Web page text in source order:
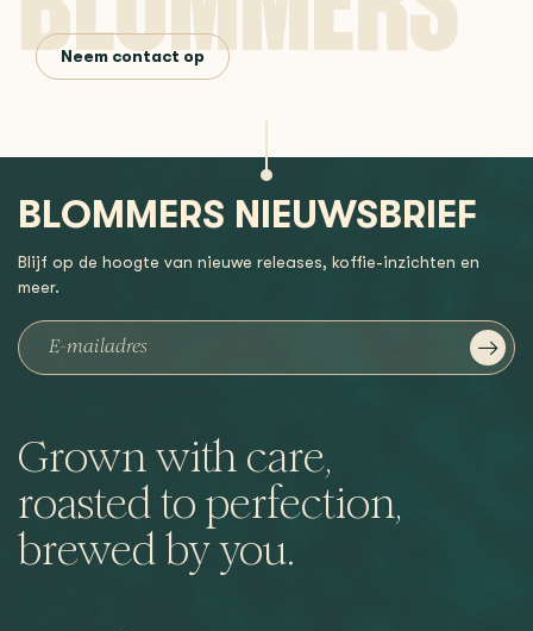
Neem contact op
Grown with care,
roasted to perfection,
brewed by you.
BLOMMERS NIEUWSBRIEF
Blijf op de hoogte van nieuwe releases, koffie-inzichten en
meer.